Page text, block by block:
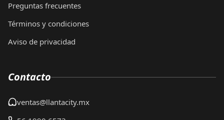
Preguntas frecuentes
Términos y condiciones
Aviso de privacidad
Contacto
ventas@llantacity.mx